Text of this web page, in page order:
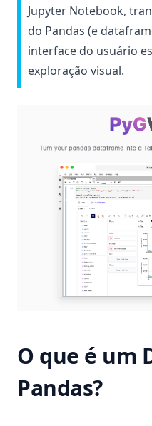
Jupyter Notebook,
do Pandas (e
interface do usuário
exploração visual.
O que é um
Pandas?